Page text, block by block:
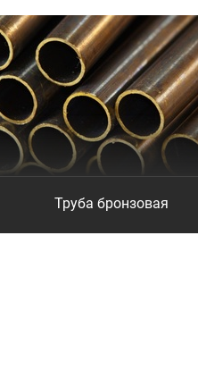
Труба бронзовая